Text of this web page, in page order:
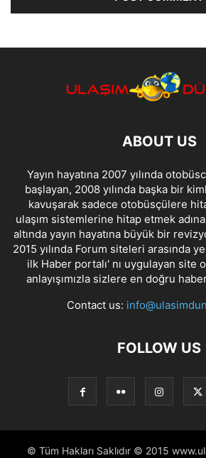
ABOUT US
Yayın hayatına 2007 yılında
başlayan, 2008 yılında başka bir
kavuşarak sadece otobüsçülere
ulaşım sistemlerine hitap etmek adına
altında yayın hayatına büyük bir
2015 yılında Forum siteleri arasında
ilk Haber portalı' nı uygulayan site
anlayışımızla sizlere en doğru
Contact us:
FOLLOW US
© Tüm Hakları Saklıdır © 2015